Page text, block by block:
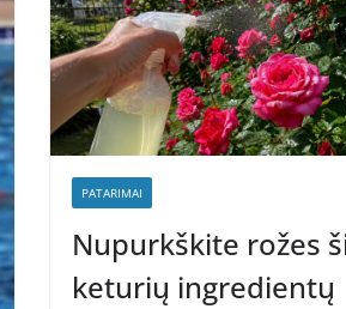
PATARIMAI
Nupurkškite rožes
keturių ingredientų